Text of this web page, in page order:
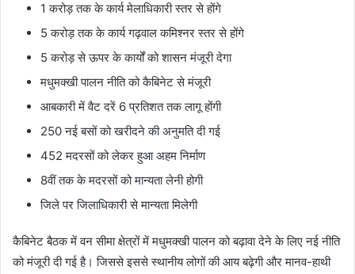
1 करोड़ तक के कार्य मेलाधिकारी स्तर से होंगे
5 करोड़ तक के कार्य गढ़वाल कमिश्नर स्तर से होंगे
5 करोड़ से ऊपर के कार्यों को शासन मंजूरी देगा
मधुमक्खी पालन नीति को कैबिनेट से मंजूरी
आबकारी में वैट दरें 6 प्रतिशत तक लागू होंगी
250 नई बसों को खरीदने की अनुमति दी गई
452 मदरसों को लेकर हुआ अहम निर्माण
8वीं तक के मदरसों को मान्यता लेनी होगी
जिले पर जिलाधिकारी से मान्यता मिलेगी
कैबिनेट बैठक में वन सीमा क्षेत्रों में मधुमक्खी पालन को बढ़ावा देने के लिए नई नीति
को मंजूरी दी गई है। जिससे इससे स्थानीय लोगों की आय बढ़ेगी और मानव-हाथी